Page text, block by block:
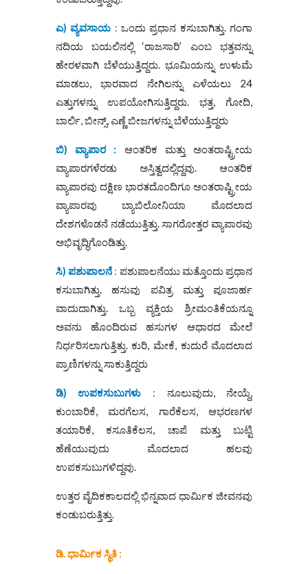
ಎ) ವ್ಯವಸಾಯ : ಒಂದು ಪ್ರಧಾನ ಕಸುಬಾಗಿತ್ತು. ಗಂಗಾ
ನದಿಯ ಬಯಲಿನಲ್ಲಿ ‘ರಾಜಸಾರಿ’ ಎಂಬ ಭತ್ತವನ್ನು
ಹೇರಳವಾಗಿ ಬೆಳೆಯುತ್ತಿದ್ದರು. ಭೂಮಿಯನ್ನು ಉಳುಮೆ
ಮಾಡಲು, ಭಾರವಾದ ನೇಗಿಲನ್ನು ಎಳೆಯಲು 24
ಎತ್ತುಗಳನ್ನು ಉಪಯೋಗಿಸುತ್ತಿದ್ದರು. ಭತ್ತ, ಗೋದಿ,
ಬಾರ್ಲಿ, ಬೀನ್ಸ್, ಎಣ್ಣೆ ಬೀಜಗಳನ್ನು ಬೆಳೆಯುತ್ತಿದ್ದರು
ಬಿ) ವ್ಯಾಪಾರ :
ಆಂತರಿಕ ಮತ್ತು ಅಂತರಾಷ್ಟ್ರೀಯ
ವ್ಯಾಪಾರಗಳೆರಡು ಅಸ್ತಿತ್ವದಲ್ಲಿದ್ದವು. ಆಂತರಿಕ
ವ್ಯಾಪಾರವು ದಕ್ಷಿಣ ಭಾರತದೊಂದಿಗೂ ಅಂತರಾಷ್ಟ್ರೀಯ
ವ್ಯಾಪಾರವು ಬ್ಯಾಬಿಲೋನಿಯಾ ಮೊದಲಾದ
ದೇಶಗಳೊಡನೆ ನಡೆಯುತ್ತಿತ್ತು. ಸಾಗರೋತ್ತರ ವ್ಯಾಪಾರವು
ಅಭಿವೃದ್ಧಿಗೊಂಡಿತ್ತು.
ಸಿ) ಪಶುಪಾಲನೆ: ಪಶುಪಾಲನೆಯು ಮತ್ತೊಂದು ಪ್ರಧಾನ
ಕಸುಬಾಗಿತ್ತು. ಹಸುವು ಪವಿತ್ರ ಮತ್ತು ಪೂಜಾರ್ಹ
ವಾದುದಾಗಿತ್ತು. ಒಬ್ಬ ವ್ಯಕ್ತಿಯ ಶ್ರೀಮಂತಿಕೆಯನ್ನೂ
ಅವನು ಹೊಂದಿರುವ ಹಸುಗಳ ಆಧಾರದ ಮೇಲೆ
ನಿರ್ಧರಿಸಲಾಗುತ್ತಿತ್ತು. ಕುರಿ, ಮೇಕೆ, ಕುದುರೆ ಮೊದಲಾದ
ಪ್ರಾಣಿಗಳನ್ನು ಸಾಕುತ್ತಿದ್ದರು
ಡಿ) ಉಪಕಸುಬುಗಳು : ನೂಲುವುದು, ನೇಯ್ದೆ,
ಕುಂಬಾರಿಕೆ, ಮರಗೆಲಸ, ಗಾರೆಕೆಲಸ, ಆಭರಣಗಳ
ತಯಾರಿಕೆ, ಕಸೂತಿಕೆಲಸ, ಚಾಪೆ ಮತ್ತು ಬುಟ್ಟಿ
ಹೆಣೆಯುವುದು ಮೊದಲಾದ ಹಲವು
ಉಪಕಸುಬುಗಳಿದ್ದವು.
ಉತ್ತರ ವೈದಿಕಕಾಲದಲ್ಲಿ ಭಿನ್ನವಾದ ಧಾರ್ಮಿಕ ಜೀವನವು
ಕಂಡುಬರುತ್ತಿತ್ತು.
ಡಿ. ಧಾರ್ಮಿಕ ಸ್ಥಿತಿ :